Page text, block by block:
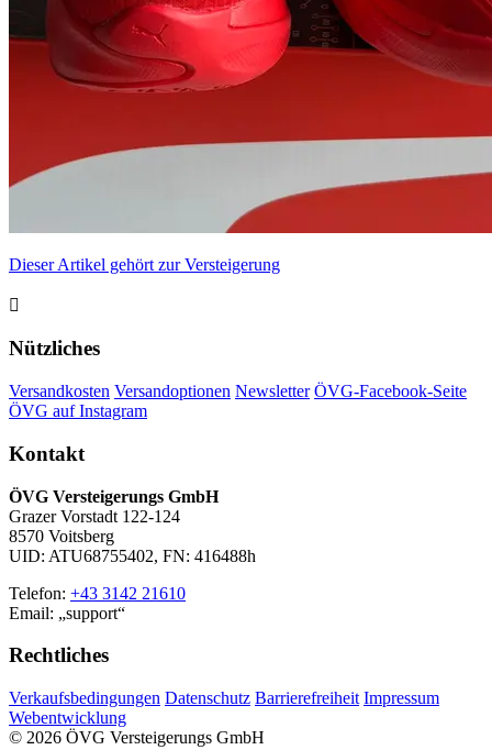
Dieser Artikel gehört zur Versteigerung

Nützliches
Versandkosten Versandoptionen Newsletter ÖVG-Facebook-Seite
ÖVG auf Instagram
Kontakt
ÖVG Versteigerungs GmbH
Grazer Vorstadt 122-124
8570 Voitsberg
UID: ATU68755402, FN: 416488h
Telefon: +43 3142 21610
Email:
support
Rechtliches
Verkaufsbedingungen Datenschutz Barrierefreiheit Impressum
Webentwicklung
© 2026 ÖVG Versteigerungs GmbH